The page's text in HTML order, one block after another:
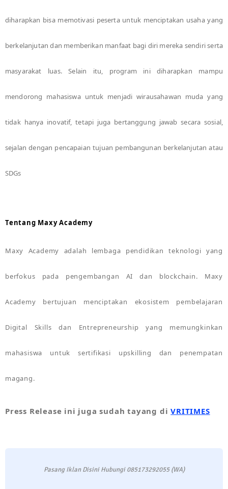
diharapkan bisa memotivasi peserta untuk menciptakan usaha yang
berkelanjutan dan memberikan manfaat bagi diri mereka sendiri serta
masyarakat luas. Selain itu, program ini diharapkan mampu
mendorong mahasiswa untuk menjadi wirausahawan muda yang
tidak hanya inovatif, tetapi juga bertanggung jawab secara sosial,
sejalan dengan pencapaian tujuan pembangunan berkelanjutan atau
SDGs
Tentang Maxy Academy
Maxy Academy adalah lembaga pendidikan teknologi yang
berfokus pada pengembangan AI dan blockchain. Maxy
Academy bertujuan menciptakan ekosistem pembelajaran
Digital Skills dan Entrepreneurship yang memungkinkan
mahasiswa untuk sertifikasi upskilling dan penempatan
magang.
Press Release ini juga sudah tayang diVRITIMES
Pasang Iklan Disini Hubungi 085173292055 (WA)